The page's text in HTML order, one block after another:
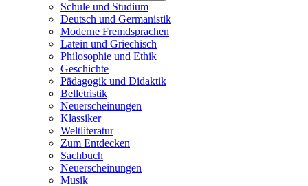
Schule und Studium
Deutsch und Germanistik
Moderne Fremdsprachen
Latein und Griechisch
Philosophie und Ethik
Geschichte
Pädagogik und Didaktik
Belletristik
Neuerscheinungen
Klassiker
Weltliteratur
Zum Entdecken
Sachbuch
Neuerscheinungen
Musik